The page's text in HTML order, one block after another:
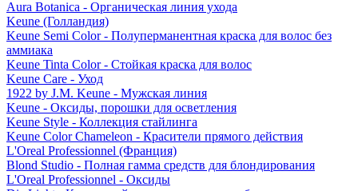
Aura Botanica - Органическая линия ухода
Keune (Голландия)
Keune Semi Color - Полуперманентная краска для волос без
аммиака
Keune Tinta Color - Стойкая краска для волос
Keune Care - Уход
1922 by J.M. Keune - Мужская линия
Keune - Оксиды, порошки для осветления
Keune Style - Коллекция стайлинга
Keune Color Chameleon - Красители прямого действия
L'Oreal Professionnel (Франция)
Blond Studio - Полная гамма средств для блондирования
L'Oreal Professionnel - Оксиды